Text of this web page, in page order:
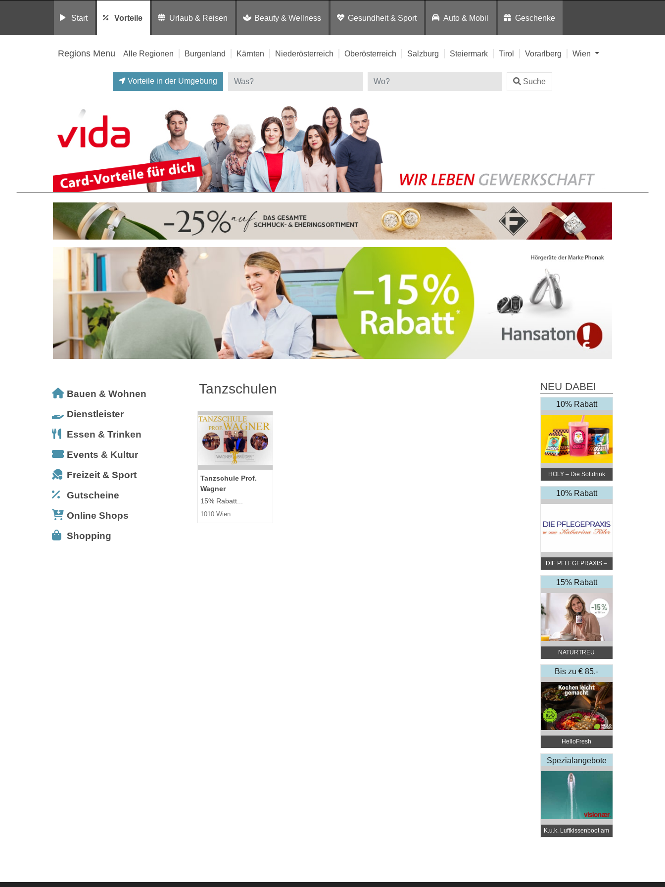
Start Vorteile Urlaub & Reisen Beauty & Wellness Gesundheit & Sport Auto & Mobil Geschenke
Regions Menu Alle Regionen Burgenland Kärnten Niederösterreich Oberösterreich Salzburg Steiermark Tirol Vorarlberg Wien
Vorteile in der Umgebung Suche
Bauen & Wohnen
Dienstleister
Essen & Trinken
Events & Kultur
Freizeit & Sport
Gutscheine
Online Shops
Shopping
Tanzschulen
Tanzschule Prof.
Wagner
15% Rabatt...
1010 Wien
NEU DABEI
10% Rabatt
HOLY – Die Softdrink
Revolution
10% Rabatt
DIE PFLEGEPRAXIS –
by DGKP Katharina
Fister
15% Rabatt
NATURTREU
Bis zu € 85,-
Rabatt
HelloFresh
Spezialangebote
K.u.k. Luftkissenboot am
Wörthersee